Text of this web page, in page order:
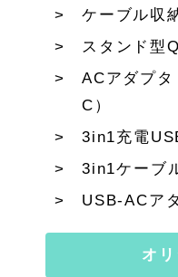
ケーブル収
スタンド型
ACアダプ
C）
3in1充電
3in1ケーブ
USB-ACア
オ